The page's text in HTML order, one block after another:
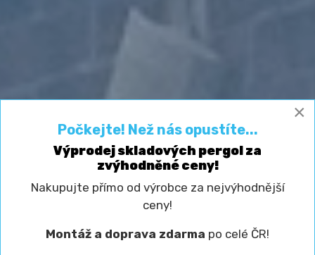
×
Počkejte! Než nás opustíte...
Výprodej skladových pergol za
zvýhodněné ceny!
Nakupujte přímo od výrobce za nejvýhodnější
ceny!
Montáž a doprava zdarma po celé ČR!